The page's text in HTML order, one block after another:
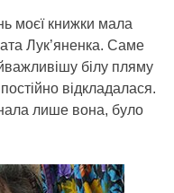
моєї книжки мала
Лук’яненка. Саме
білу пляму
постійно відкладалася.
лише вона, було